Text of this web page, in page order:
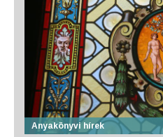
Anyakönyvi hírek